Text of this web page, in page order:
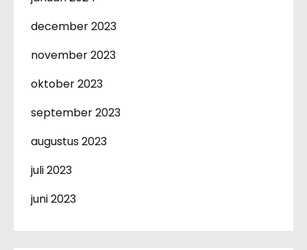
december 2023
november 2023
oktober 2023
september 2023
augustus 2023
juli 2023
juni 2023